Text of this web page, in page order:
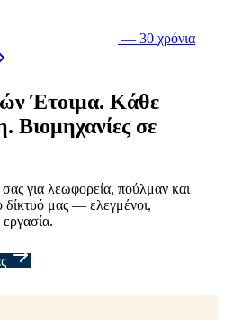
— 30 χρόνια
Έτοιμα. Κάθε
Βιομηχανίες σε
για λεωφορεία, πούλμαν και
δίκτυό μας — ελεγμένοι,
εργασία.